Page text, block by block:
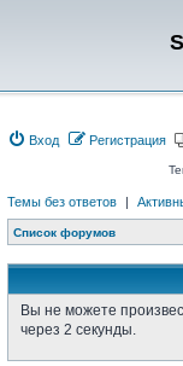
Вход Регистрация
Темы без ответов |
Список форумов
Вы не можете
через 2 секунды.